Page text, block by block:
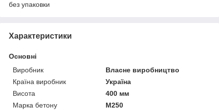
без упаковки
Характеристики
Основні
Виробник
Власне виробництво
Країна виробник
Україна
Висота
400 мм
Марка бетону
М250